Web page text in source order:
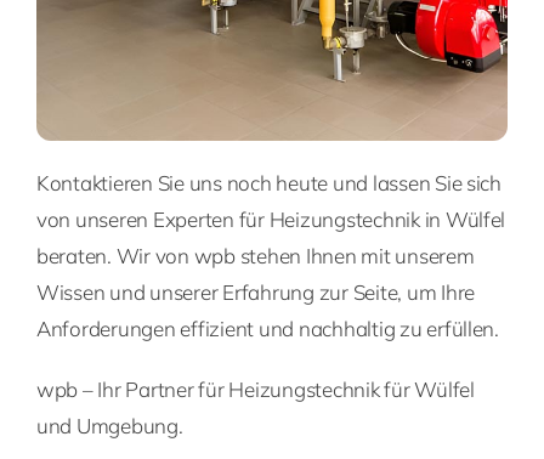
Kontaktieren Sie uns noch heute und lassen Sie sich
von unseren Experten für Heizungstechnik in Wülfel
beraten. Wir von wpb stehen Ihnen mit unserem
Wissen und unserer Erfahrung zur Seite, um Ihre
Anforderungen effizient und nachhaltig zu erfüllen.
wpb – Ihr Partner für Heizungstechnik für Wülfel
und Umgebung.